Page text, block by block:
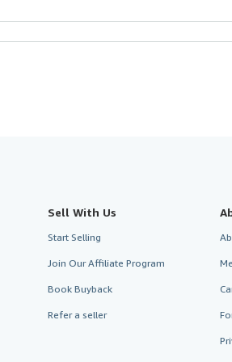
Sell With Us
Start Selling
Join Our Affiliate Program
Book Buyback
Refer a seller